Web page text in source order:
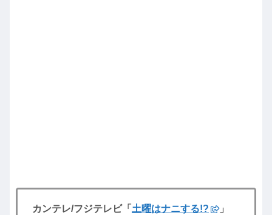
カンテレ/フジテレビ「 土曜はナニする!?
」